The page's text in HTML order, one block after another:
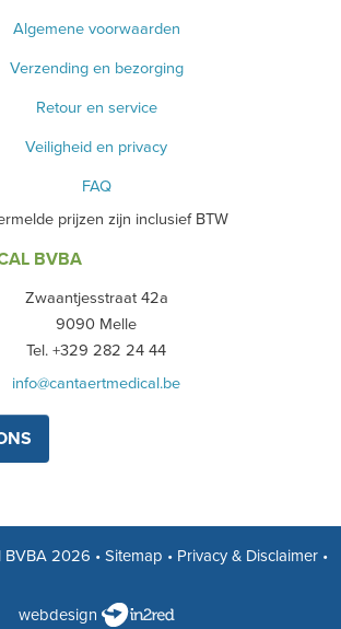
Algemene voorwaarden
Verzending en bezorging
Retour en service
Veiligheid en privacy
FAQ
prijzen zijn inclusief BTW
BVBA
Zwaantjesstraat 42a
9090 Melle
Tel. +329 282 24 44
info@cantaertmedical.be
BVBA 2026 • Sitemap • Privacy & Disclaimer •
webdesign